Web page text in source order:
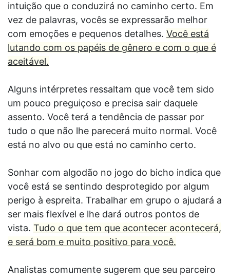
intuição que o conduzirá no caminho certo. Em
vez de palavras, vocês se expressarão melhor
com emoções e pequenos detalhes. Você está
lutando com os papéis de gênero e com o que é
aceitável.
Alguns intérpretes ressaltam que você tem sido
um pouco preguiçoso e precisa sair daquele
assento. Você terá a tendência de passar por
tudo o que não lhe parecerá muito normal. Você
está no alvo ou que está no caminho certo.
Sonhar com algodão no jogo do bicho indica que
você está se sentindo desprotegido por algum
perigo à espreita. Trabalhar em grupo o ajudará a
ser mais flexível e lhe dará outros pontos de
vista. Tudo o que tem que acontecer acontecerá,
e será bom e muito positivo para você.
Analistas comumente sugerem que seu parceiro